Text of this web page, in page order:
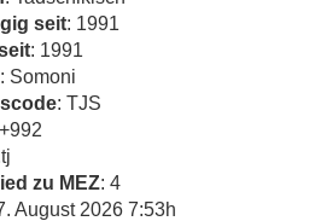
seit: 1991
: 1991
: Somoni
: TJS
zu MEZ: 4
August 2026 7:53h